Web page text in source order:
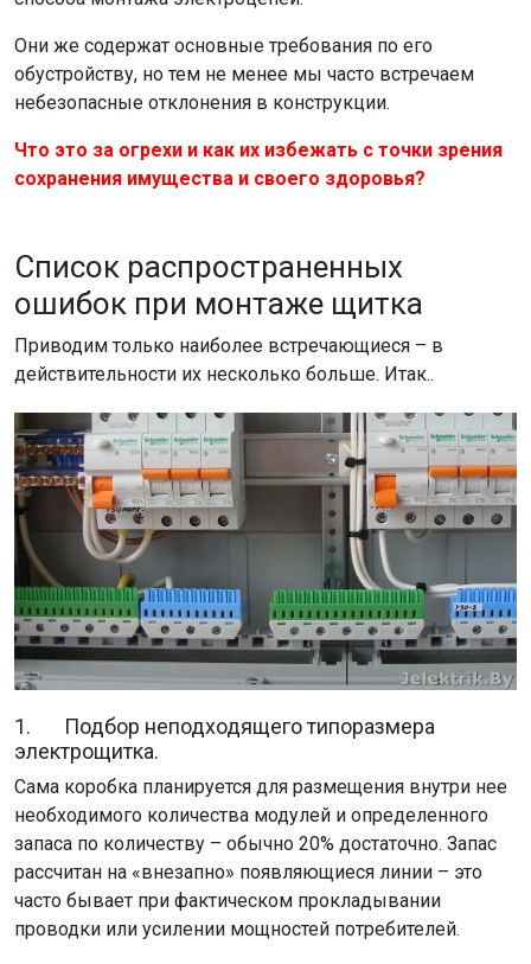
Они же содержат основные требования по его
обустройству, но тем не менее мы часто встречаем
небезопасные отклонения в конструкции.
Что это за огрехи и как их избежать с точки зрения
сохранения имущества и своего здоровья?
Список распространенных
ошибок при монтаже щитка
Приводим только наиболее встречающиеся – в
действительности их несколько больше. Итак..
1. Подбор неподходящего типоразмера
электрощитка.
Сама коробка планируется для размещения внутри нее
необходимого количества модулей и определенного
запаса по количеству – обычно 20% достаточно. Запас
рассчитан на «внезапно» появляющиеся линии – это
часто бывает при фактическом прокладывании
проводки или усилении мощностей потребителей.